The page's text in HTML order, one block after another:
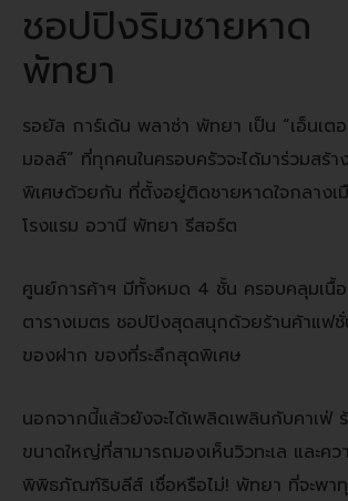
ชอปปิงริมชายหาด
พัทยา
รอยัล การ์เด้น พลาซ่า พัทยา เป็น “เอ็นเต
มอลล์” ที่ทุกคนในครอบครัวจะได้มาร่วมสร้
พิเศษด้วยกัน ที่ตั้งอยู่ติดชายหาดใจกลางเ
โรงแรม อวานี พัทยา รีสอร์ต
ศูนย์การค้าฯ มีทั้งหมด 4 ชั้น ครอบคลุมเนื้
ตารางเมตร ชอปปิงสุดสนุกด้วยร้านค้าแฟ
ของฝาก ของที่ระลึกสุดพิเศษ
นอกจากนี้แล้วยังจะได้เพลิดเพลินกับคาเฟ่
ขนาดใหญ่ที่สามารถมองเห็นวิวทะเล และค
พิพิธภัณฑ์ริบลีส์ เชื่อหรือไม่! พัทยา ที่จะพา